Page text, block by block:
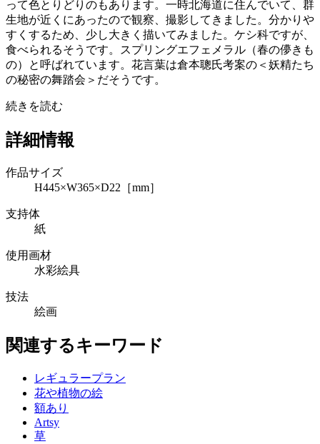
って色とりどりのもあります。一時北海道に住んでいて、群
生地が近くにあったので観察、撮影してきました。分かりや
すくするため、少し大きく描いてみました。ケシ科ですが、
食べられるそうです。スプリングエフェメラル（春の儚きも
の）と呼ばれています。花言葉は倉本聰氏考案の＜妖精たち
の秘密の舞踏会＞だそうです。
続きを読む
詳細情報
作品サイズ
H445×W365×D22［mm］
支持体
紙
使用画材
水彩絵具
技法
絵画
関連するキーワード
レギュラープラン
花や植物の絵
額あり
Artsy
草